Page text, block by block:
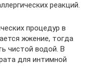
реакций.
процедур в
жжение, тогда
чистой водой. В
для интимной